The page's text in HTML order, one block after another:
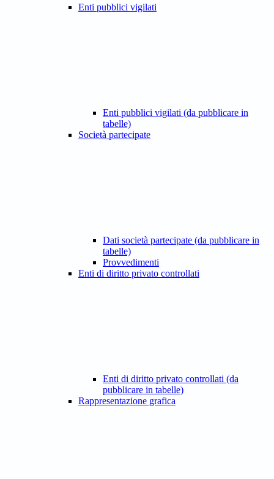
Enti pubblici vigilati
Enti pubblici vigilati (da pubblicare in
tabelle)
Società partecipate
Dati società partecipate (da pubblicare in
tabelle)
Provvedimenti
Enti di diritto privato controllati
Enti di diritto privato controllati (da
pubblicare in tabelle)
Rappresentazione grafica